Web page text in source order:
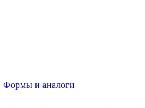
Формы и аналоги